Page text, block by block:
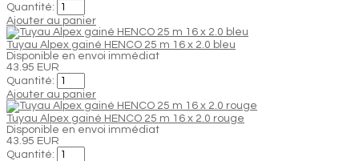
Quantité:
Ajouter au panier
Tuyau Alpex gainé HENCO 25 m 16 x 2.0 bleu
Disponible en envoi immédiat
43.95 EUR
Quantité:
Ajouter au panier
Tuyau Alpex gainé HENCO 25 m 16 x 2.0 rouge
Disponible en envoi immédiat
43.95 EUR
Quantité: